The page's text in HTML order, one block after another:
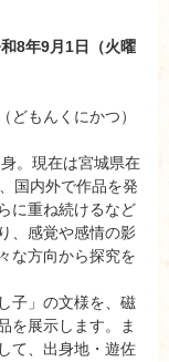
8年9月1日（火曜
もんくにかつ）
。現在は宮城県在
国内外で作品を発
に重ね続けるなど
、感覚や感情の影
な方向から探究を
子」の文様を、磁
を展示します。ま
て、出身地・遊佐